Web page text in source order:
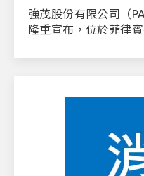
強茂股份有限公司（
隆重宣布，位於菲律
旅程的重要里程碑，